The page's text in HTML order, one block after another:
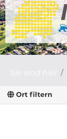
Ort filtern